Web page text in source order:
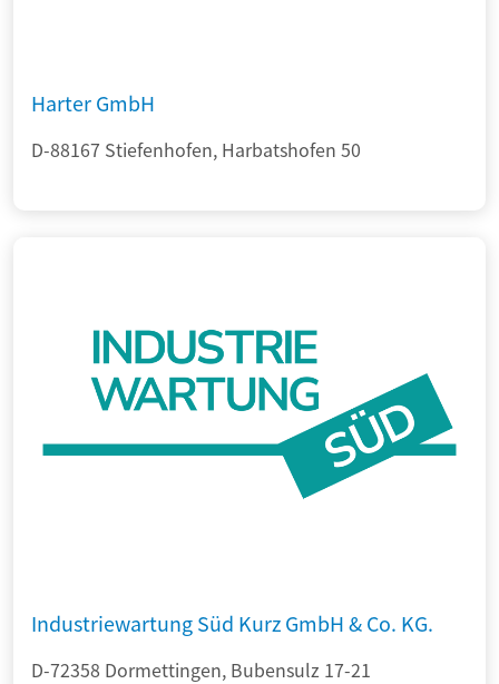
Harter GmbH
D-88167 Stiefenhofen, Harbatshofen 50
Industriewartung Süd Kurz GmbH & Co. KG.
D-72358 Dormettingen, Bubensulz 17-21